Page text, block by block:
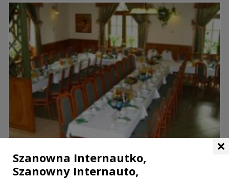
GŁUCHOŁAZY ×
Szanowna Internautko,
Szanowny Internauto,